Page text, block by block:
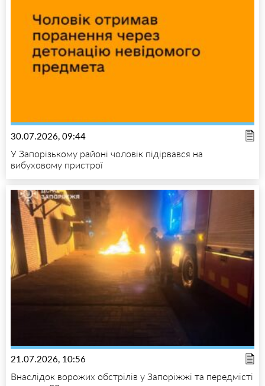
30.07.2026, 09:44
У Запорізькому районі чоловік підірвався на
вибуховому пристрої
21.07.2026, 10:56
Внаслідок ворожих обстрілів у Запоріжжі та передмісті